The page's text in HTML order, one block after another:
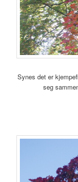
Synes det er
seg